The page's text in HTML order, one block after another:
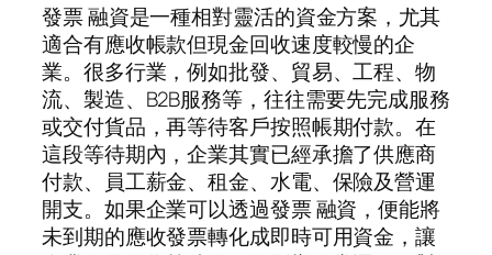
發票 融資是一種相對靈活的資金方案，尤其
適合有應收帳款但現金回收速度較慢的企
業。很多行業，例如批發、貿易、工程、物
流、製造、B2B服務等，往往需要先完成服務
或交付貨品，再等待客戶按照帳期付款。在
這段等待期內，企業其實已經承擔了供應商
付款、員工薪金、租金、水電、保險及營運
開支。如果企業可以透過發票 融資，便能將
未到期的應收發票轉化成即時可用資金，讓